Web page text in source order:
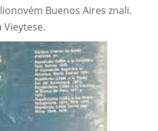
Buenos Aires znali.
Vieytese.